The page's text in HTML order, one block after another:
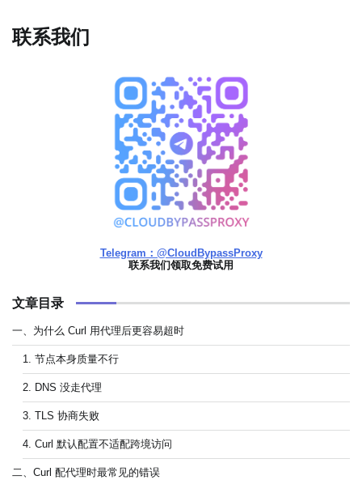
联系我们
Telegram：@CloudBypassProxy
联系我们领取免费试用
文章目录
一、为什么 Curl 用代理后更容易超时
1. 节点本身质量不行
2. DNS 没走代理
3. TLS 协商失败
4. Curl 默认配置不适配跨境访问
二、Curl 配代理时最常见的错误